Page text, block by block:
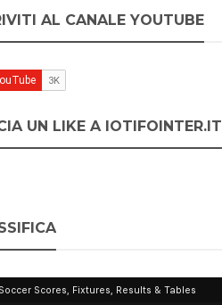
AL CANALE YOUTUBE
UN LIKE A IOTIFOINTER.IT